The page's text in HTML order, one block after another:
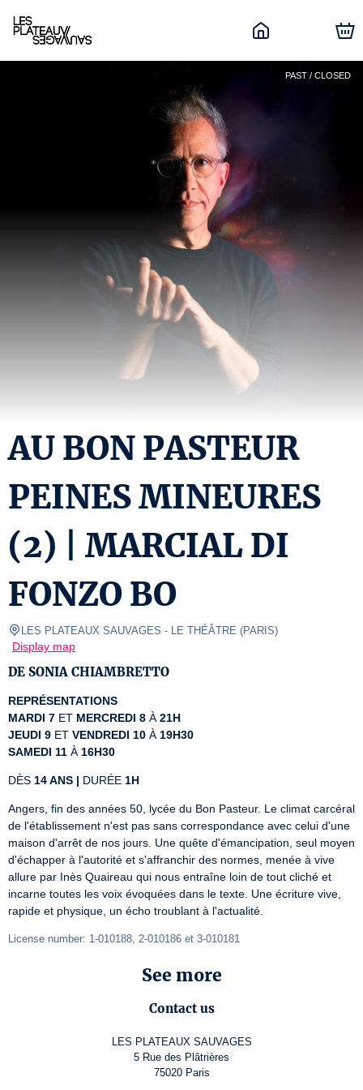
PAST / CLOSED
AU BON PASTEUR
PEINES MINEURES
(2) | MARCIAL DI
FONZO BO
LES PLATEAUX SAUVAGES - LE THÉÂTRE (PARIS)
Display map
DE SONIA CHIAMBRETTO
REPRÉSENTATIONS
MARDI 7 ET MERCREDI 8 À 21H
JEUDI 9 ET VENDREDI 10 À 19H30
SAMEDI 11 À 16H30
DÈS 14 ANS | DURÉE 1H
Angers, fin des années 50, lycée du Bon Pasteur. Le climat carcéral
de l'établissement n'est pas sans correspondance avec celui d'une
maison d'arrêt de nos jours. Une quête d'émancipation, seul moyen
d'échapper à l'autorité et s'affranchir des normes, menée à vive
allure par Inès Quaireau qui nous entraîne loin de tout cliché et
incarne toutes les voix évoquées dans le texte. Une écriture vive,
rapide et physique, un écho troublant à l'actualité.
License number: 1-010188, 2-010186 et 3-010181
See more
Contact us
LES PLATEAUX SAUVAGES
5 Rue des Plâtrières
75020 Paris